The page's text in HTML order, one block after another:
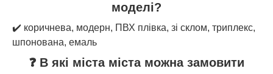
моделі?
✔️ коричнева, модерн, ПВХ плівка, зі склом, триплекс,
шпонована, емаль
❓ В які міста міста можна замовити